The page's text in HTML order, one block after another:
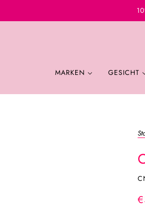
MARKEN GESICHT